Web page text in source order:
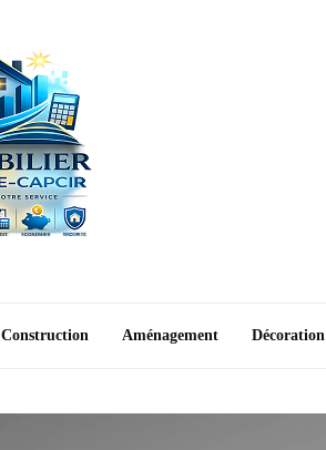
Construction Aménagement Décoration